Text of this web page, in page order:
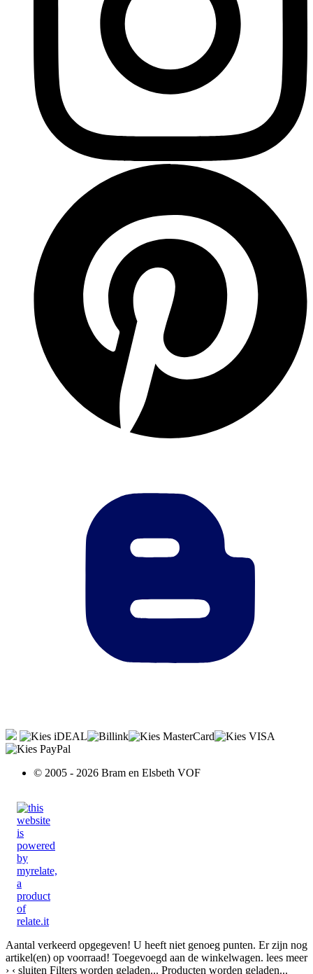
© 2005 - 2026 Bram en Elsbeth VOF
Aantal verkeerd opgegeven! U heeft niet genoeg punten. Er zijn nog
artikel(en) op voorraad! Toegevoegd aan de winkelwagen. lees meer
› ‹ sluiten Filters worden geladen... Producten worden geladen...